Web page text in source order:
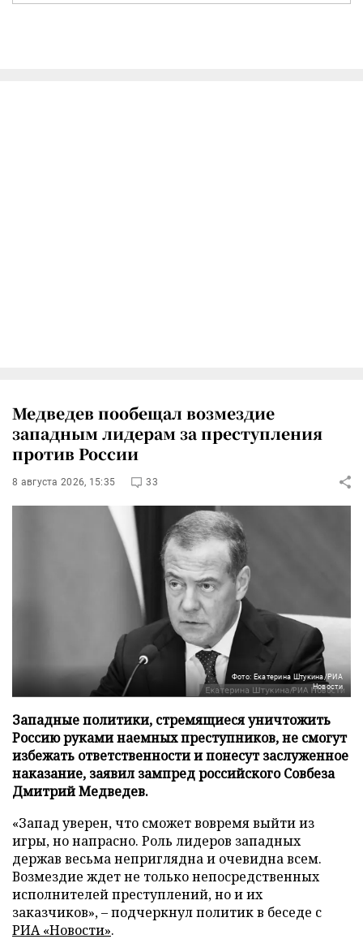
Медведев пообещал возмездие
западным лидерам за преступления
против России
8 августа 2026, 15:35 33
Фото: Екатерина Штукина/РИА
Новости
Западные политики, стремящиеся уничтожить
Россию руками наемных преступников, не смогут
избежать ответственности и понесут заслуженное
наказание, заявил зампред российского Совбеза
Дмитрий Медведев.
«Запад уверен, что сможет вовремя выйти из
игры, но напрасно. Роль лидеров западных
держав весьма неприглядна и очевидна всем.
Возмездие ждет не только непосредственных
исполнителей преступлений, но и их
заказчиков», – подчеркнул политик в беседе с
РИА «Новости».